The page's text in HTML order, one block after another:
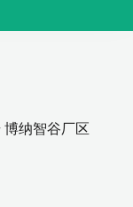
纳智谷厂区